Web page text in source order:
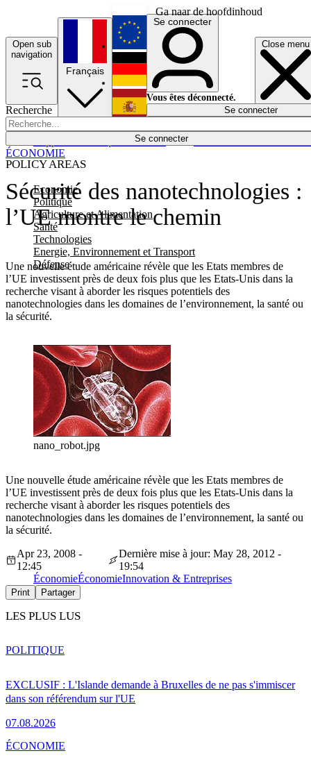
Ga naar de hoofdinhoud
Open sub
navigation
Close menu
Recherche
Se connecter
POLICY AREAS
Economie
Politique
Agriculture et Alimentation
Santé
Technologies
Energie, Environnement et Transport
Défense
Économie
Français
English
Deutsch
Español
Se connecter
Vous êtes déconnecté.
Se connecter
Sécurité des nanotechnologies :
l’UE montre le chemin
Une nouvelle étude américaine révèle que les Etats membres de
l’UE investissent près de deux fois plus que les Etats-Unis dans la
recherche visant à aborder les risques potentiels des
nanotechnologies dans les domaines de l’environnement, la santé ou
la sécurité.
ÉCONOMIE
nano_robot.jpg
Une nouvelle étude américaine révèle que les Etats membres de
l’UE investissent près de deux fois plus que les Etats-Unis dans la
recherche visant à aborder les risques potentiels des
nanotechnologies dans les domaines de l’environnement, la santé ou
la sécurité.
Apr 23, 2008 -
12:45
Dernière mise à jour: May 28, 2012 -
19:54
ÉconomieÉconomieInnovation & Entreprises
Print Partager
LES PLUS LUS
EXCLUSIF : L'Islande demande à Bruxelles de ne pas s'immiscer
dans son référendum sur l'UE
07.08.2026
POLITIQUE
ÉCONOMIE